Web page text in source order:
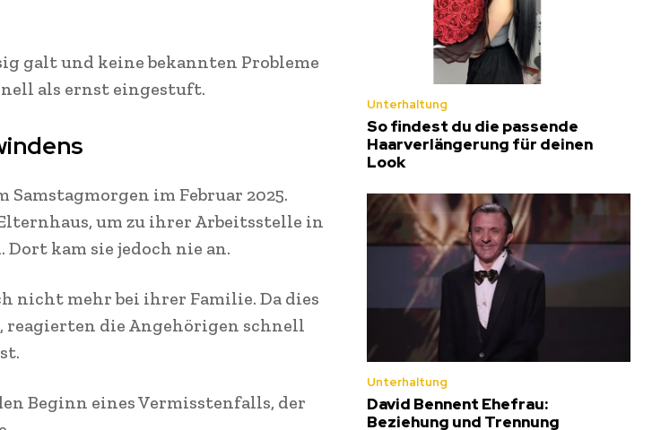
galt und keine bekannten Probleme
als ernst eingestuft.
Samstagmorgen im Februar 2025.
um zu ihrer Arbeitsstelle in
kam sie jedoch nie an.
nicht mehr bei ihrer Familie. Da dies
die Angehörigen schnell
Beginn eines Vermisstenfalls, der
Unterhaltung
So findest du die passende
Haarverlängerung für deinen
Look
Unterhaltung
David Bennent Ehefrau:
Beziehung und Trennung